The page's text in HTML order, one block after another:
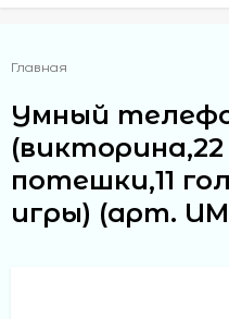
Главная
Умный
(викторина,22
потешки,11
игры) (арт.